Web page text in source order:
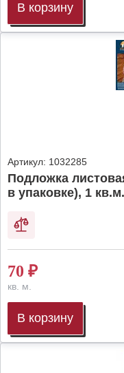
В корзину
Артикул: 1032285
Подложка
в упаковке), 1 кв.м.
70 ₽
кв. м.
В корзину